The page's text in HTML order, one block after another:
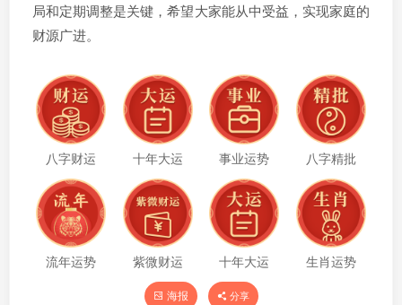
局和定期调整是关键，希望大家能从中受益，实现家庭的
财源广进。
八字财运 十年大运 事业运势 八字精批
流年运势 紫微财运 十年大运 生肖运势
海报 分享